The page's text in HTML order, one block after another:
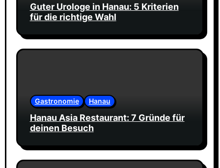
Guter Urologe in Hanau: 5 Kriterien
für die richtige Wahl
Gastronomie Hanau
Hanau Asia Restaurant: 7 Gründe für
deinen Besuch